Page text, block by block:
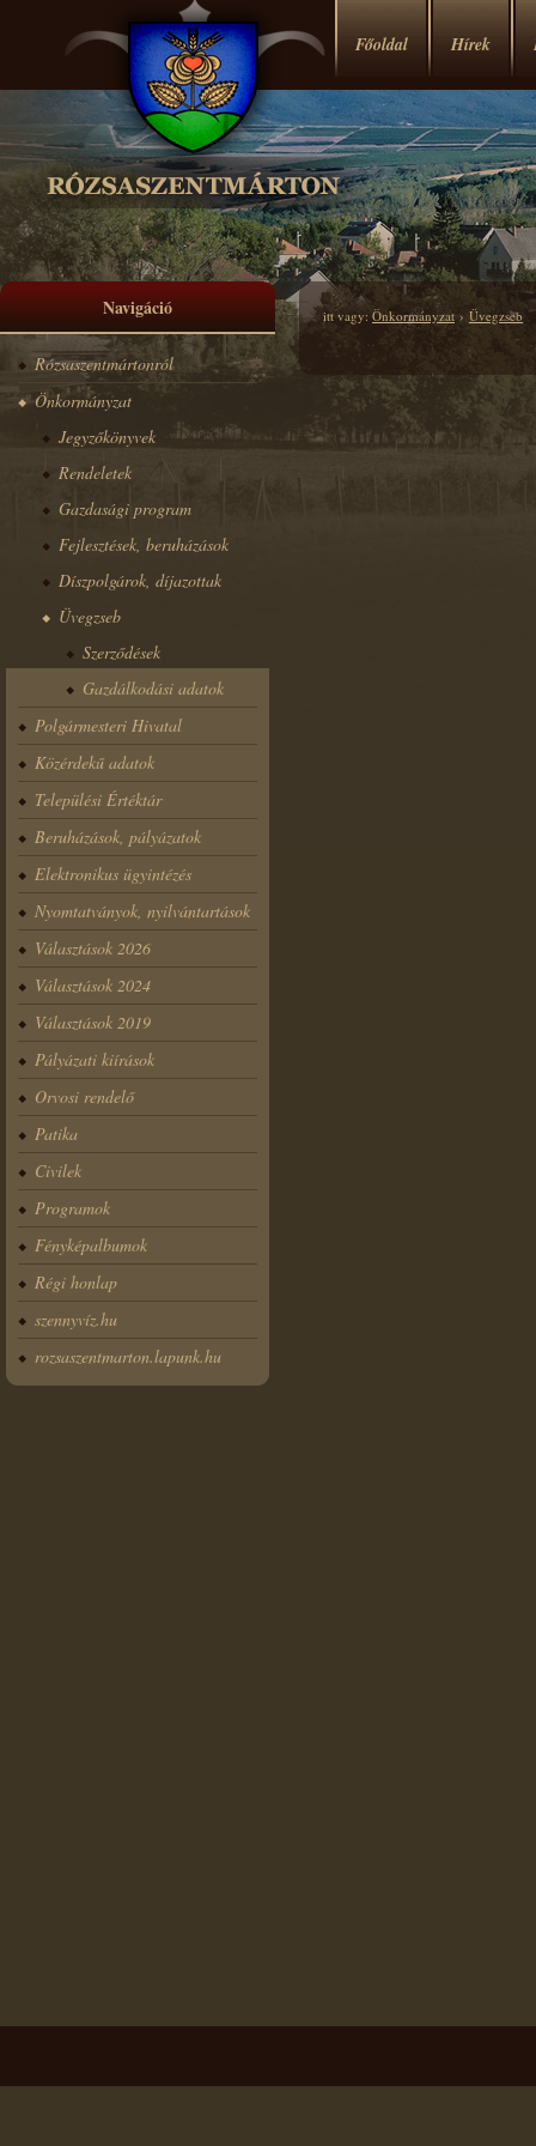
Főoldal Hírek
Navigáció
Rózsaszentmártonról
Önkormányzat
Jegyzőkönyvek
Rendeletek
Gazdasági program
Fejlesztések, beruházások
Díszpolgárok, díjazottak
Üvegzseb
Szerződések
Gazdálkodási adatok
Polgármesteri Hivatal
Közérdekű adatok
Települési Értéktár
Beruházások, pályázatok
Elektronikus ügyintézés
Nyomtatványok, nyilvántartások
Választások 2026
Választások 2024
Választások 2019
Pályázati kiírások
Orvosi rendelő
Patika
Civilek
Programok
Fényképalbumok
Régi honlap
szennyvíz.hu
rozsaszentmarton.lapunk.hu
itt vagy: Önkormányzat › Üvegzseb